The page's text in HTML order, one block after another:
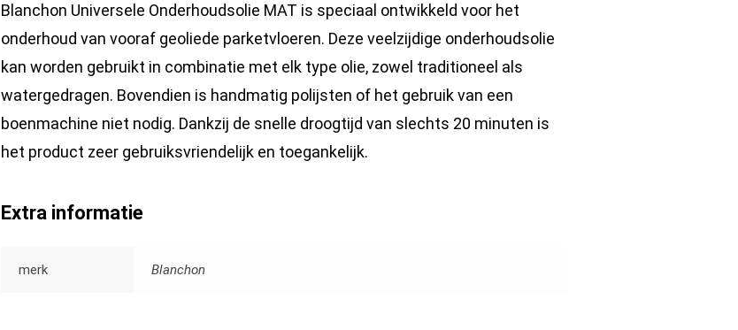
Blanchon Universele Onderhoudsolie MAT is speciaal ontwikkeld voor het
onderhoud van vooraf geoliede parketvloeren. Deze veelzijdige onderhoudsolie
kan worden gebruikt in combinatie met elk type olie, zowel traditioneel als
watergedragen. Bovendien is handmatig polijsten of het gebruik van een
boenmachine niet nodig. Dankzij de snelle droogtijd van slechts 20 minuten is
het product zeer gebruiksvriendelijk en toegankelijk.
Extra informatie
merk Blanchon